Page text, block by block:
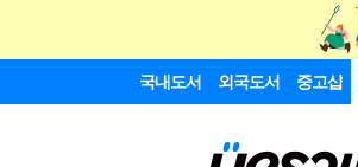
국내도서 외국도서 중고샵